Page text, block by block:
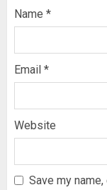
Name *
Email *
Website
Save my